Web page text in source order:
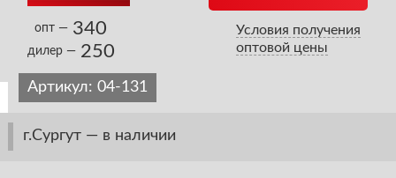
опт — 340
дилер — 250
Условия получения
оптовой цены
Артикул: 04-131
г.Сургут — в наличии